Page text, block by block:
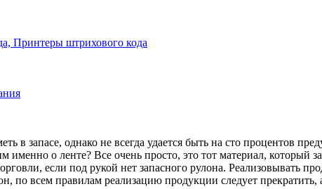
Принтеры штрихового кода
в запасе, однако не всегда удается быть на сто процентов
о ленте? Все очень просто, это тот материал, который
если под рукой нет запасного рулона. Реализовывать
по всем правилам реализацию продукции следует прекратить,